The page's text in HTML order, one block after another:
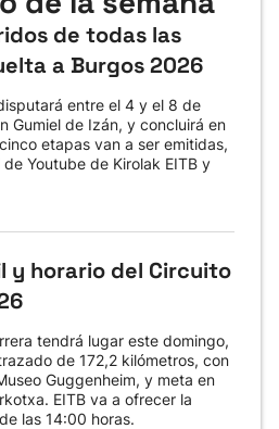
de todas las
a Burgos 2026
entre el 4 y el 8 de
Gumiel de Izán, y concluirá en
etapas van a ser emitidas,
Youtube de Kirolak EITB y
y horario del Circuito
tendrá lugar este domingo,
de 172,2 kilómetros, con
Guggenheim, y meta en
EITB va a ofrecer la
las 14:00 horas.